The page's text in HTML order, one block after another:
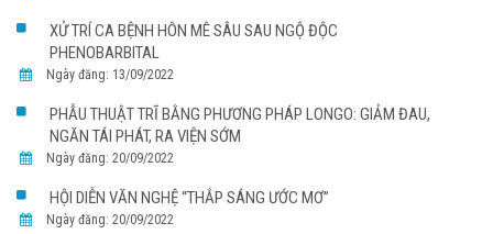
XỬ TRÍ CA BỆNH HÔN MÊ SÂU SAU NGỘ ĐỘC
PHENOBARBITAL
Ngày đăng: 13/09/2022
PHẪU THUẬT TRĨ BẰNG PHƯƠNG PHÁP LONGO: GIẢM ĐAU,
NGĂN TÁI PHÁT, RA VIỆN SỚM
Ngày đăng: 20/09/2022
HỘI DIỄN VĂN NGHỆ “THẮP SÁNG ƯỚC MƠ”
Ngày đăng: 20/09/2022